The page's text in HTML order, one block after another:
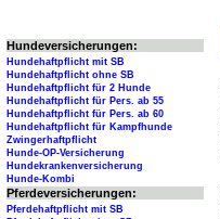
Hundeversicherungen:
Hundehaftpflicht mit SB
Hundehaftpflicht ohne SB
Hundehaftpflicht für 2 Hunde
Hundehaftpflicht für Pers. ab 55
Hundehaftpflicht für Pers. ab 60
Hundehaftpflicht für Kampfhunde
Zwingerhaftpflicht
Hunde-OP-Versicherung
Hundekrankenversicherung
Hunde-Kombi
Pferdeversicherungen:
Pferdehaftpflicht mit SB